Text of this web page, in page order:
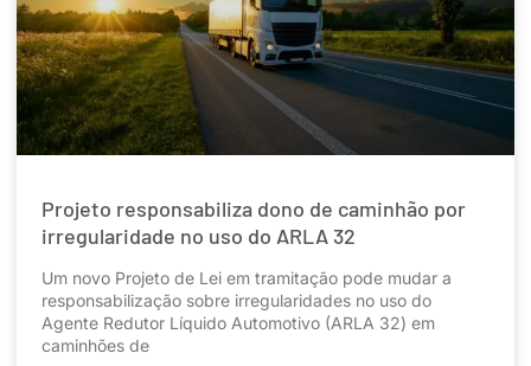
Projeto responsabiliza dono de caminhão por
irregularidade no uso do ARLA 32
Um novo Projeto de Lei em tramitação pode mudar a
responsabilização sobre irregularidades no uso do
Agente Redutor Líquido Automotivo (ARLA 32) em
caminhões de